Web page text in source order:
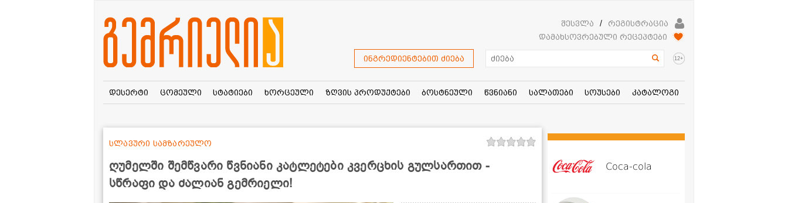
შესვლა /
რეგისტრაცია
დამახსოვრებული რეცეპტები
ინგრედიენტებით ძიება 12+
დესერტი ცომეული სტატიები ხორცეული ზღვის პროდუქტები ბოსტნეული წვნიანი სალათები სოუსები კატალოგი
ღუმელში შემწვარი წვნიანი კატლეტები კვერცხის გულსართით -
სწრაფი და ძალიან გემრიელი!
სლავური სამზარეულო
Coca-cola